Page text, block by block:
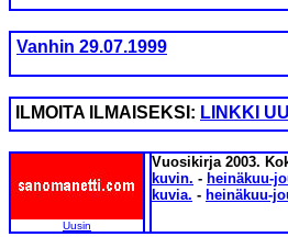
Vanhin 29.07.1999
ILMOITA ILMAISEKSI: LINKKI
Uusin
Vuosikirja 2003.
kuvin. - heinäkuu-
kuvia. - heinäkuu-